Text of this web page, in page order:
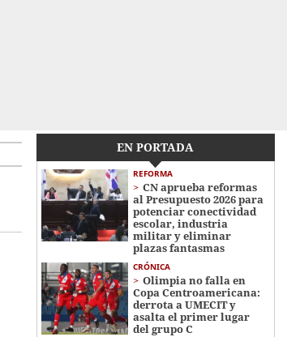
EN PORTADA
REFORMA
CN aprueba reformas
al Presupuesto 2026 para
potenciar conectividad
escolar, industria
militar y eliminar
plazas fantasmas
CRÓNICA
Olimpia no falla en
Copa Centroamericana:
derrota a UMECIT y
asalta el primer lugar
del grupo C